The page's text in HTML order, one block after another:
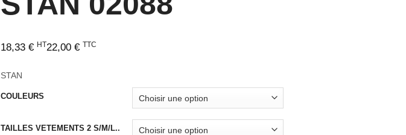
18,33 € HT22,00 € TTC
STAN
COULEURS
TAILLES VETEMENTS 2 S/M/L..